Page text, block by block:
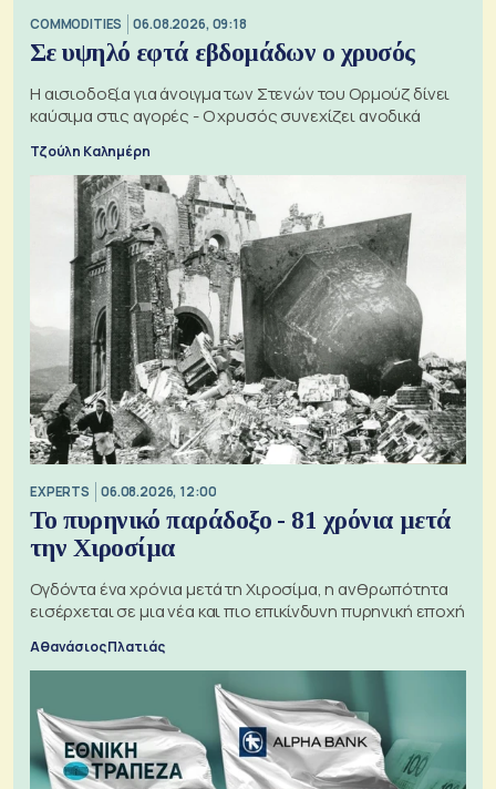
COMMODITIES 06.08.2026, 09:18
Σε υψηλό εφτά εβδομάδων ο χρυσός
Η αισιοδοξία για άνοιγμα των Στενών του Ορμούζ δίνει
καύσιμα στις αγορές - Ο χρυσός συνεχίζει ανοδικά
Τζούλη Καλημέρη
EXPERTS 06.08.2026, 12:00
Το πυρηνικό παράδοξο - 81 χρόνια μετά
την Χιροσίμα
Ογδόντα ένα χρόνια μετά τη Χιροσίμα, η ανθρωπότητα
εισέρχεται σε μια νέα και πιο επικίνδυνη πυρηνική εποχή
Αθανάσιος Πλατιάς